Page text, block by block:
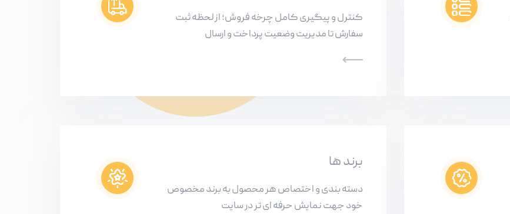
کنترل و پیگیری کامل چرخه فروش؛ از لحظه ثبت
سفارش تا مدیریت وضعیت پرداخت و ارسال
برند ها
دسته بندی و اختصاص هر محصول به برند مخصوص
خود جهت نمایش حرفه ای تر در سایت